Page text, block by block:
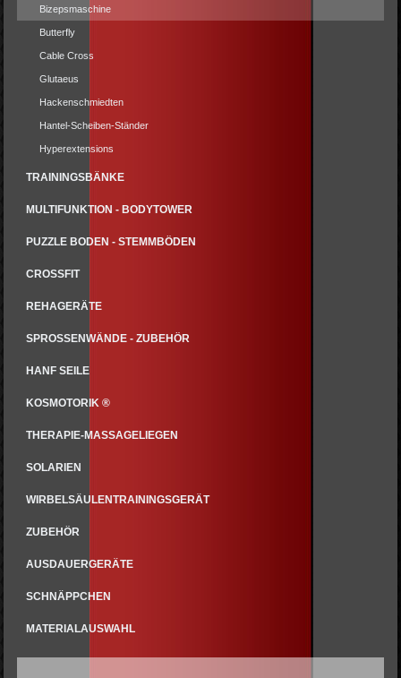
Bizepsmaschine
Butterfly
Cable Cross
Glutaeus
Hackenschmiedten
Hantel-Scheiben-Ständer
Hyperextensions
TRAININGSBÄNKE
MULTIFUNKTION - BODYTOWER
PUZZLE BODEN - STEMMBÖDEN
CROSSFIT
REHAGERÄTE
SPROSSENWÄNDE - ZUBEHÖR
HANF SEILE
KOSMOTORIK ®
THERAPIE-MASSAGELIEGEN
SOLARIEN
WIRBELSÄULENTRAININGSGERÄT
ZUBEHÖR
AUSDAUERGERÄTE
SCHNÄPPCHEN
MATERIALAUSWAHL